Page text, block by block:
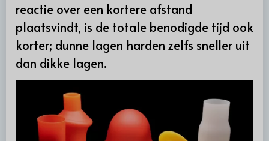
reactie over een kortere afstand
plaatsvindt, is de totale benodigde tijd ook
korter; dunne lagen harden zelfs sneller uit
dan dikke lagen.